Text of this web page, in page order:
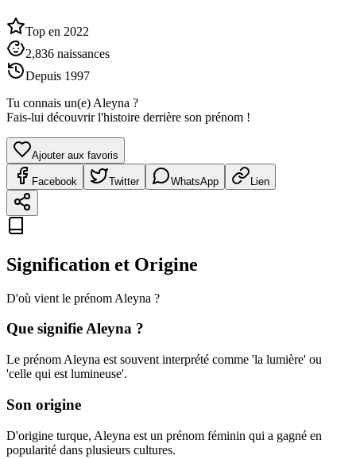
Top en 2022
2,836 naissances
Depuis 1997
Tu connais un(e) Aleyna ?
Fais-lui découvrir l'histoire derrière son prénom !
Ajouter aux favoris
Facebook Twitter WhatsApp Lien
Signification et Origine
D'où vient le prénom Aleyna ?
Que signifieAleyna ?
Le prénom Aleyna est souvent interprété comme 'la lumière' ou
'celle qui est lumineuse'.
Son origine
D'origine turque, Aleyna est un prénom féminin qui a gagné en
popularité dans plusieurs cultures.